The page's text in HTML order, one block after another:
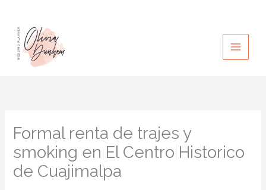
contenido
Formal renta de trajes y
smoking en El Centro Historico
de Cuajimalpa